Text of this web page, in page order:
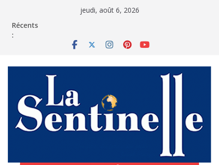
jeudi, août 6, 2026
Récents
: